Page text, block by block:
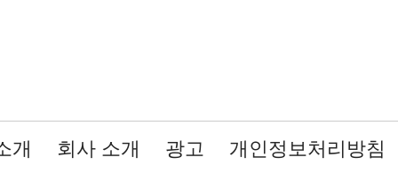
개 회사 소개 광고 개인정보처리방침